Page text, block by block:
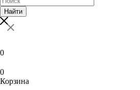
Найти
0
0
Корзина